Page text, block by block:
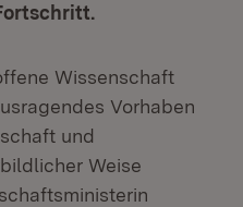
Wissenschaft
Vorhaben
und
Weise